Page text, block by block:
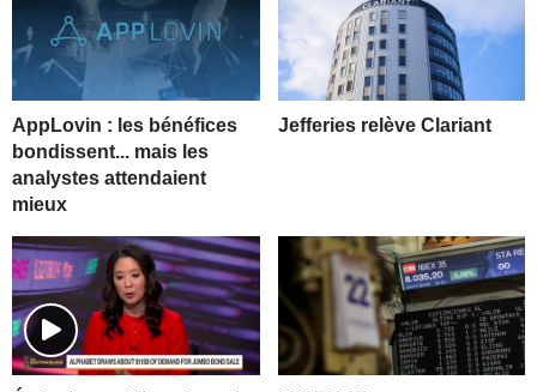
AppLovin : les bénéfices
bondissent... mais les
analystes attendaient
mieux
Jefferies relève Clariant